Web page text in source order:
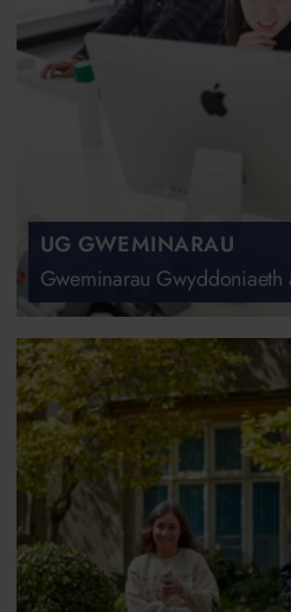
UG GWEMINARAU
Gweminarau Gwyddoniaeth